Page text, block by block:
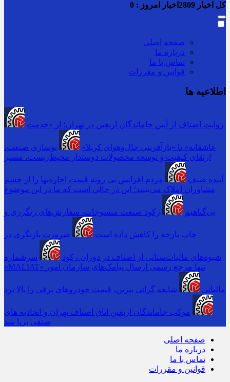
کل اخبار اخبار امروز : 0
صفحه اصلی
درباره ما
تماس با ما
قوانین و مقررات
اطلاعیه ها
روایت اصناف از آیین جاماندگان اربعین در تهران؛ از «خدمت
عاشقانه» تا «بازآفرینی حال‌وهوای کربلا»
نوسازی صنعت،
ارتقای کیفیت و توسعه محصولات دوستدار محیط‌زیست، مسیر
آینده صنف
مردم افزایش بی رویه قیمت اجاره‌بها را از چشم
مشاوران املاک می‌بینند؛ این در حالی است که ما در این موضوع
بی‌گناهیم رکود صنعت منسوجات، سفارش‌های رنگرزی و
چاپ پارچه را کاهش داده است ضرورت بازنگری در
شیوه‌های مالیات‌ستانی از اصناف در دوران رکود
سرشماره
«MALIAT» تنها مرجع رسمی ارسال پیامک‌های سازمان امور
مالیاتی شایعه گرانی بنزین، قیمت خودروهای برقی را بالا برد
موکب جاماندگان اربعین اتاق اصناف تهران و اتحادیه های
صنفی برپا شد
صفحه اصلی
درباره ما
تماس با ما
قوانین و مقررات